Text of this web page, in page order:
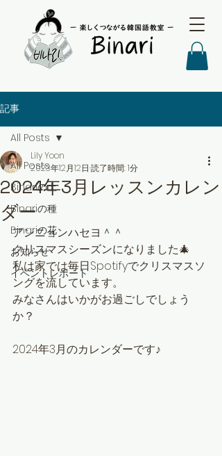
記事
All Posts
Binariの土
Binariの種
Binariの花
お知らせ
イベントレポート
All Posts
2024年3月レッスンカレン
ダー
Lily Yoon
2023年12月12日 読了時間: 1分
アンニョンハセヨ＾＾
クリスマスシーズンになりました🎄
私は家では毎日Spotifyでクリスマスソ
ングを流しています。
みなさんはいかがお過ごしでしょう
か？
2024年3月のカレンダーです♪